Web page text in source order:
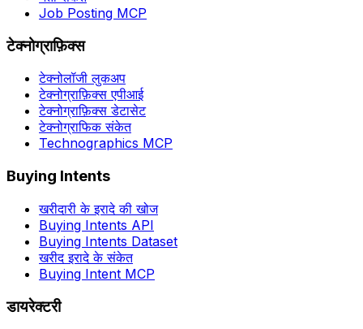
Job Posting MCP
टेक्नोग्राफ़िक्स
टेक्नोलॉजी लुकअप
टेक्नोग्राफ़िक्स एपीआई
टेक्नोग्राफ़िक्स डेटासेट
टेक्नोग्राफिक संकेत
Technographics MCP
Buying Intents
खरीदारी के इरादे की खोज
Buying Intents API
Buying Intents Dataset
खरीद इरादे के संकेत
Buying Intent MCP
डायरेक्टरी